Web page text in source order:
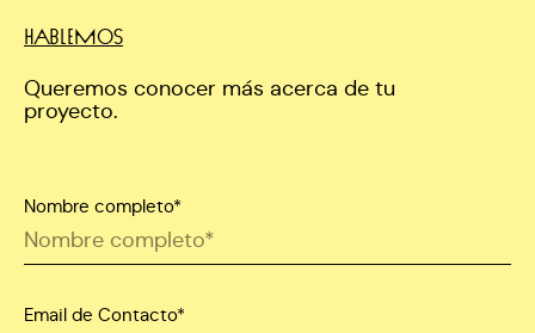
HABLEMOS
Queremos conocer más acerca de tu
proyecto.
Nombre completo*
Email de Contacto*